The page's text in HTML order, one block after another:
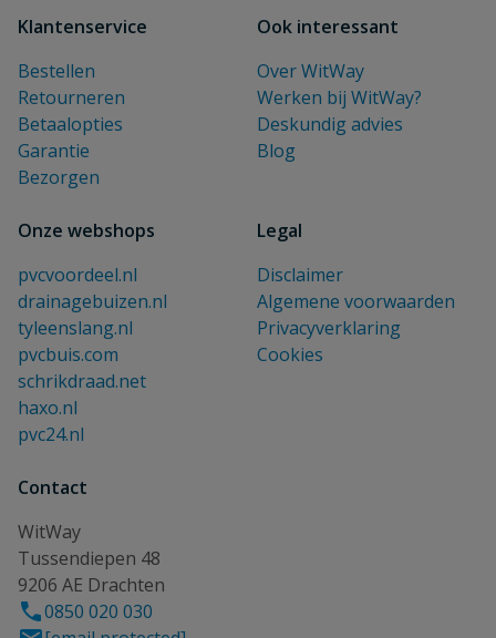
Klantenservice
Bestellen
Retourneren
Betaalopties
Garantie
Bezorgen
Ook interessant
Over WitWay
Werken bij WitWay?
Deskundig advies
Blog
Onze webshops
pvcvoordeel.nl
drainagebuizen.nl
tyleenslang.nl
pvcbuis.com
schrikdraad.net
haxo.nl
pvc24.nl
Legal
Disclaimer
Algemene voorwaarden
Privacyverklaring
Cookies
Contact
WitWay
Tussendiepen 48
9206 AE Drachten
0850 020 030